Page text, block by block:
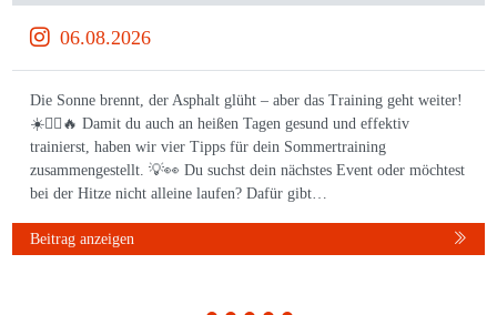
06.08.2026
Die Sonne brennt, der Asphalt glüht – aber das Training geht weiter!
☀️🏃‍♀️🔥 Damit du auch an heißen Tagen gesund und effektiv
trainierst, haben wir vier Tipps für dein Sommertraining
zusammengestellt. 💡👀 Du suchst dein nächstes Event oder möchtest
bei der Hitze nicht alleine laufen? Dafür gibt…
Beitrag anzeigen